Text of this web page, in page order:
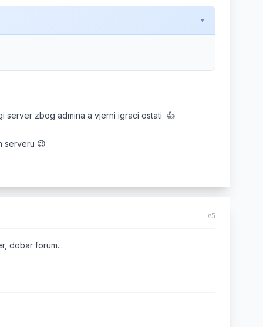
server zbog admina a vjerni igraci ostati 👍
serveru 😉
#5
dobar forum...